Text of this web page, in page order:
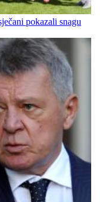
pokazali snagu